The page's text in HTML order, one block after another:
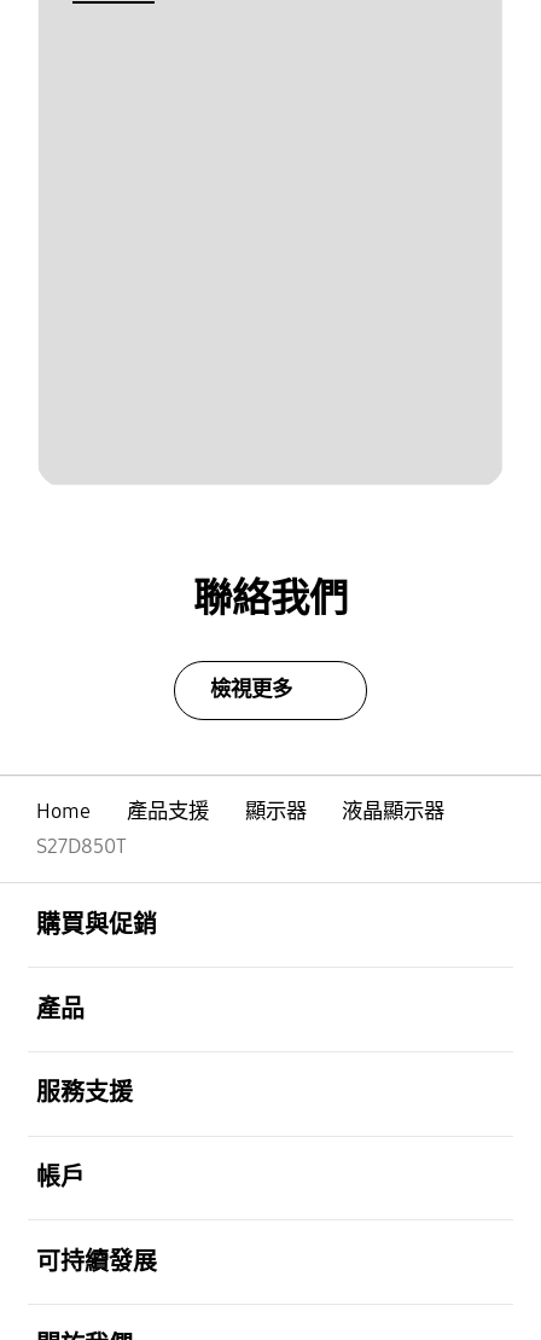
聯絡我們
檢視更多
Home 產品支援 顯示器
液晶顯示器
S27D850T
購買與促銷
產品
服務支援
帳戶
可持續發展